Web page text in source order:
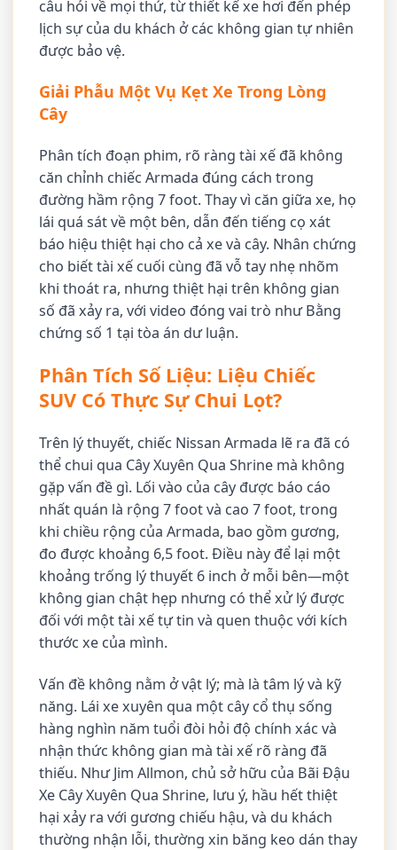
câu hỏi về mọi thứ, từ thiết kế xe hơi đến phép
lịch sự của du khách ở các không gian tự nhiên
được bảo vệ.
Giải Phẫu Một Vụ Kẹt Xe Trong Lòng
Cây
Phân tích đoạn phim, rõ ràng tài xế đã không
căn chỉnh chiếc Armada đúng cách trong
đường hầm rộng 7 foot. Thay vì căn giữa xe, họ
lái quá sát về một bên, dẫn đến tiếng cọ xát
báo hiệu thiệt hại cho cả xe và cây. Nhân chứng
cho biết tài xế cuối cùng đã vỗ tay nhẹ nhõm
khi thoát ra, nhưng thiệt hại trên không gian
số đã xảy ra, với video đóng vai trò như Bằng
chứng số 1 tại tòa án dư luận.
Phân Tích Số Liệu: Liệu Chiếc
SUV Có Thực Sự Chui Lọt?
Trên lý thuyết, chiếc Nissan Armada lẽ ra đã có
thể chui qua Cây Xuyên Qua Shrine mà không
gặp vấn đề gì. Lối vào của cây được báo cáo
nhất quán là rộng 7 foot và cao 7 foot, trong
khi chiều rộng của Armada, bao gồm gương,
đo được khoảng 6,5 foot. Điều này để lại một
khoảng trống lý thuyết 6 inch ở mỗi bên—một
không gian chật hẹp nhưng có thể xử lý được
đối với một tài xế tự tin và quen thuộc với kích
thước xe của mình.
Vấn đề không nằm ở vật lý; mà là tâm lý và kỹ
năng. Lái xe xuyên qua một cây cổ thụ sống
hàng nghìn năm tuổi đòi hỏi độ chính xác và
nhận thức không gian mà tài xế rõ ràng đã
thiếu. Như Jim Allmon, chủ sở hữu của Bãi Đậu
Xe Cây Xuyên Qua Shrine, lưu ý, hầu hết thiệt
hại xảy ra với gương chiếu hậu, và du khách
thường nhận lỗi, thường xin băng keo dán thay